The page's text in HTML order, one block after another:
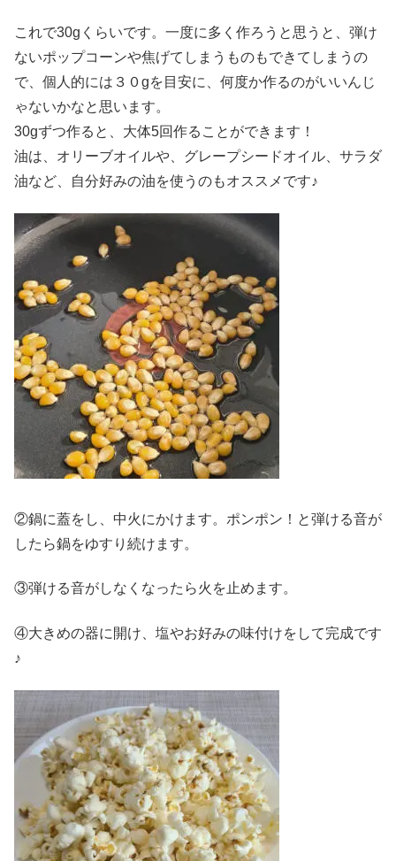
これで30gくらいです。一度に多く作ろうと思うと、弾け
ないポップコーンや焦げてしまうものもできてしまうの
で、個人的には３０gを目安に、何度か作るのがいいんじ
ゃないかなと思います。
30gずつ作ると、大体5回作ることができます！
油は、オリーブオイルや、グレープシードオイル、サラダ
油など、自分好みの油を使うのもオススメです♪
②鍋に蓋をし、中火にかけます。ポンポン！と弾ける音が
したら鍋をゆすり続けます。
③弾ける音がしなくなったら火を止めます。
④大きめの器に開け、塩やお好みの味付けをして完成です
♪